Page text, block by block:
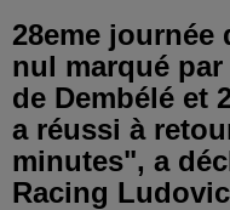
28eme journée
nul marqué
de Dembélé et
a réussi à
minutes", a
Racing